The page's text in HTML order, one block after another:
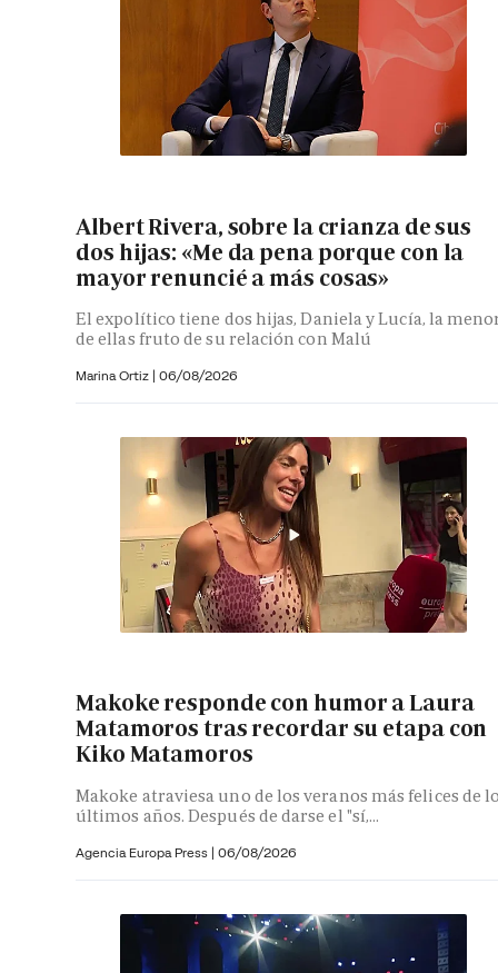
Albert Rivera, sobre la crianza de sus
dos hijas: «Me da pena porque con la
mayor renuncié a más cosas»
El expolítico tiene dos hijas, Daniela y Lucía, la
de ellas fruto de su relación con Malú
Marina Ortiz | 06/08/2026
Makoke responde con humor a Laura
Matamoros tras recordar su etapa con
Kiko Matamoros
Makoke atraviesa uno de los veranos más felices de
últimos años. Después de darse el "sí,...
Agencia Europa Press | 06/08/2026